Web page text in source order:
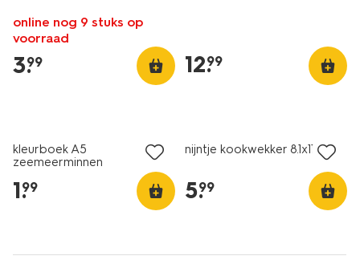
online nog 9 stuks op
voorraad
3.
99 12.
99
kleurboek A5
zeemeerminnen
1.
99
nijntje kookwekker 8.1x11cm
5.
99